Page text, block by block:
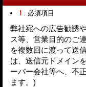
! : 必須項目
弊社宛への広告勧誘
ス等、営業目的のご
を複数回に渡って送
は、送信元ドメイン
ーバー会社等へ、不
ます。)